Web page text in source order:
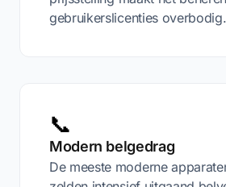
gebruikerslicenties overbodig.
📞
Modern belgedrag
De meeste moderne